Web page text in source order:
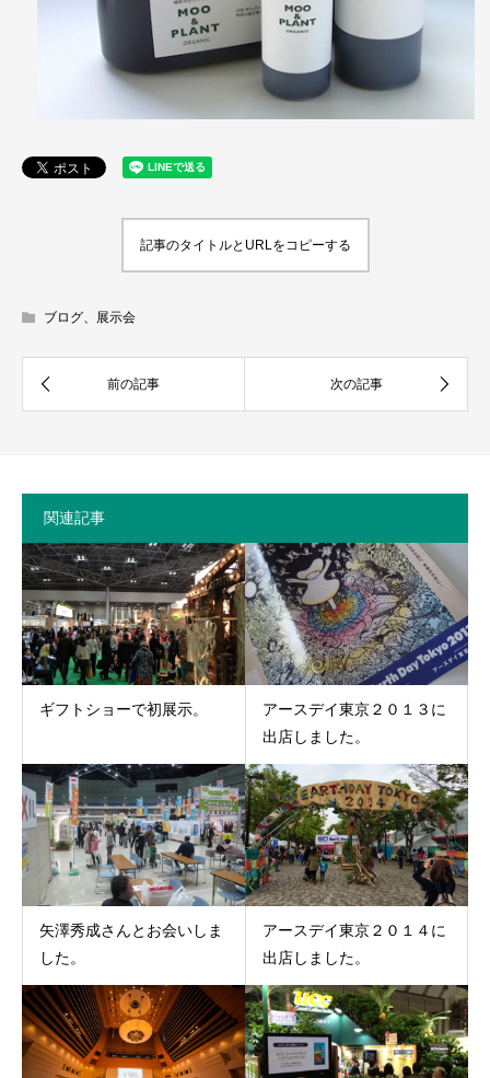
記事のタイトルとURLをコピーする
ブログ、展示会
関連記事
ギフトショーで初展示。
アースデイ東京２０１３に
出店しました。
矢澤秀成さんとお会いしま
した。
アースデイ東京２０１４に
出店しました。